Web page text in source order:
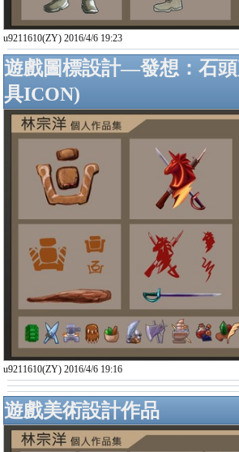
u9211610(ZY) 2016/4/6 19:23
遊戲圖標設計—發想：石
具ICON)
u9211610(ZY) 2016/4/6 19:16
遊戲美術設計作品